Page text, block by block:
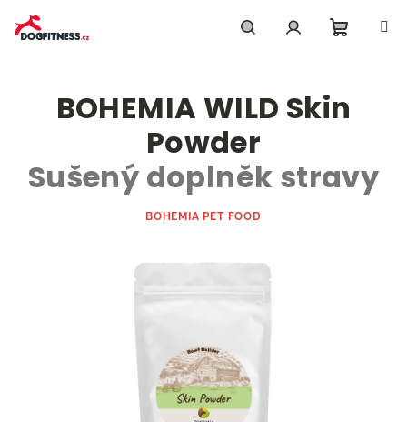
obsah
košík
BOHEMIA WILD Skin
Powder
Sušený doplněk stravy
BOHEMIA PET FOOD